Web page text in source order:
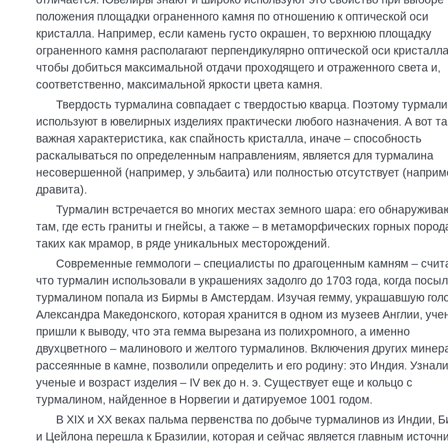
положения площадки ограненного камня по отношению к оптической оси
кристалла. Например, если камень густо окрашен, то верхнюю площадку
ограненного камня располагают перпендикулярно оптической оси
чтобы добиться максимальной отдачи проходящего и отраженного света и,
соответственно, максимальной яркости цвета камня.
Твердость турмалина совпадает с твердостью кварца. Поэтому
используют в ювелирных изделиях практически любого назначения. А вот
важная характеристика, как спайность кристалла, иначе – способность
раскалываться по определенным направлениям, является для турмалина
несовершенной (например, у эльбаита) или полностью отсутствует
дравита).
Турмалин встречается во многих местах земного шара: его
там, где есть граниты и гнейсы, а также – в метаморфических горных
таких как мрамор, в ряде уникальных месторождений.
Современные геммологи – специалисты по драгоценным камням –
что турмалин использовали в украшениях задолго до 1703 года, когда
турмалином попала из Бирмы в Амстердам. Изучая гемму, украшавшую
Александра Македонского, которая хранится в одном из музеев Англии,
пришли к выводу, что эта гемма вырезана из полихромного, а именно
двухцветного – малинового и желтого турмалинов. Включения других
рассеянные в камне, позволили определить и его родину: это Индия. Узнали
ученые и возраст изделия – IV век до н. э. Существует еще и кольцо с
турмалином, найденное в Норвегии и датируемое 1001 годом.
В XIX и XX веках пальма первенства по добыче турмалинов из Индии,
и Цейлона перешла к Бразилии, которая и сейчас является главным